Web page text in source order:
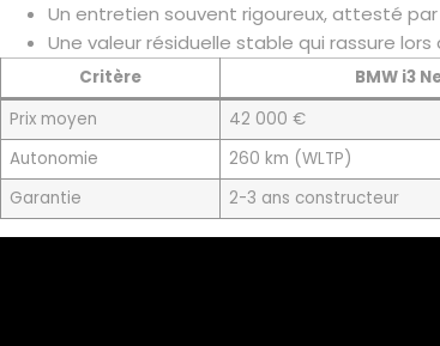
Un entretien souvent rigoureux, attesté
Une valeur résiduelle stable qui rassure
Critère BMW i3
Prix moyen
42 000 €
Autonomie
260 km (WLTP)
Garantie
2-3 ans constructeur